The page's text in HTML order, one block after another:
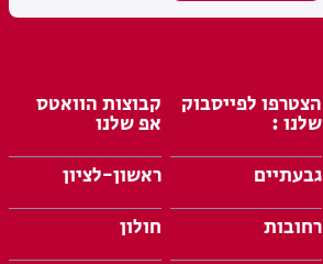
הצטרפו לפייסבוק
שלנו :
קבוצות הוואטס
אפ שלנו
גבעתיים
ראשון-לציון
רחובות
חולון